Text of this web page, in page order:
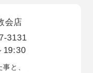
会店
3131
19:30
と、